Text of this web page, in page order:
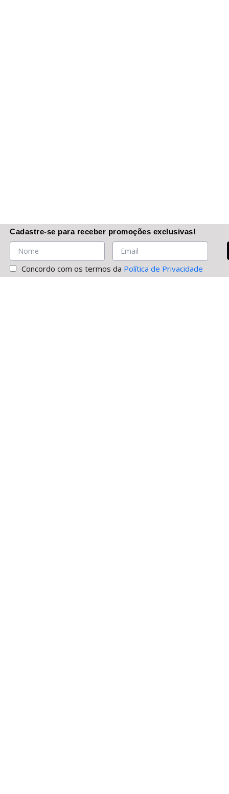
Cadastre-se para receber promoções exclusivas!
Concordo com os termos da Política de Privacidade